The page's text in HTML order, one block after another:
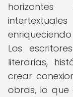
Los
literarias,
crear
obras, lo